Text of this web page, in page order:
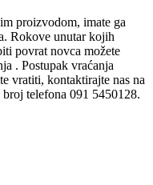
proizvodom, imate ga
Rokove unutar kojih
povrat novca možete
. Postupak vraćanja
vratiti, kontaktirajte nas na
telefona 091 5450128.